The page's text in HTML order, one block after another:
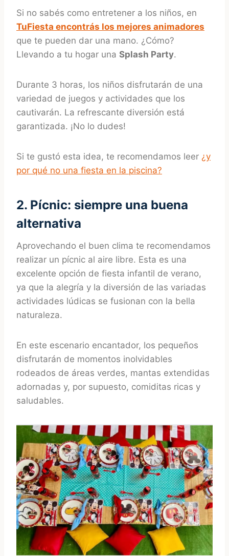
Si no sabés como entretener a los niños, en
TuFiesta encontrás los mejores animadores
que te pueden dar una mano. ¿Cómo?
Llevando a tu hogar una Splash Party.
Durante 3 horas, los niños disfrutarán de una
variedad de juegos y actividades que los
cautivarán. La refrescante diversión está
garantizada. ¡No lo dudes!
Si te gustó esta idea, te recomendamos leer ¿y
por qué no una fiesta en la piscina?
2. Pícnic: siempre una buena
alternativa
Aprovechando el buen clima te recomendamos
realizar un pícnic al aire libre. Esta es una
excelente opción de fiesta infantil de verano,
ya que la alegría y la diversión de las variadas
actividades lúdicas se fusionan con la bella
naturaleza.
En este escenario encantador, los pequeños
disfrutarán de momentos inolvidables
rodeados de áreas verdes, mantas extendidas
adornadas y, por supuesto, comiditas ricas y
saludables.